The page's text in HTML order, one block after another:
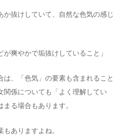
か抜けしていて、自然な色気の感じ
が爽やかで垢抜けしていること」
は、「色気」の要素も含まれること
関係についても「よく理解してい
る場合もあります。
もありますよね。